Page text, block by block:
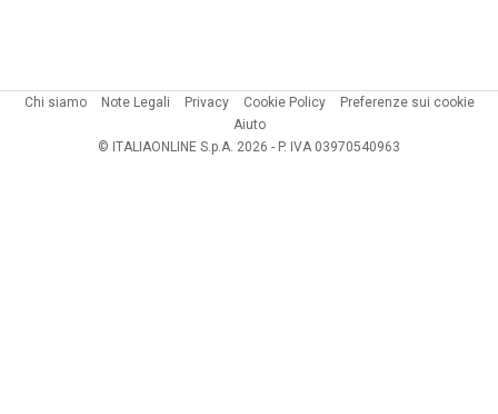
Chi siamo Note Legali Privacy Cookie Policy
Preferenze sui cookie
Aiuto
© ITALIAONLINE S.p.A. 2026 - P. IVA 03970540963